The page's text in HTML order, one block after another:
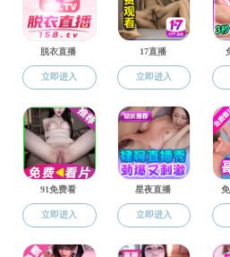
师大汉成人影片 官
方微信
地址：西安市长安南路199
85307408 传真：